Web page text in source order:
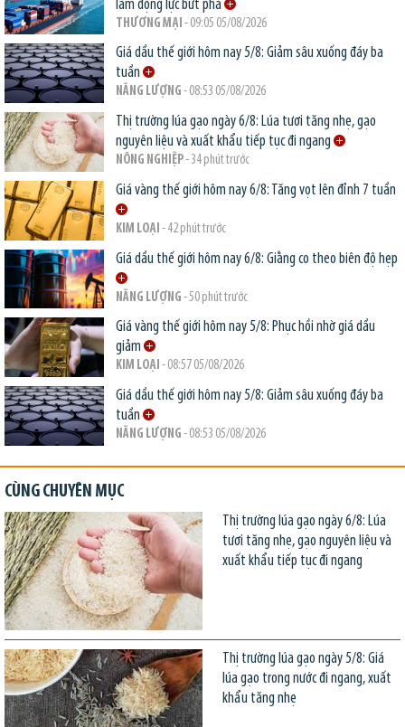
làm động lực bứt phá
THƯƠNG MẠI - 09:05 05/08/2026
Giá dầu thế giới hôm nay 5/8: Giảm sâu xuống đáy ba
tuần
NĂNG LƯỢNG - 08:53 05/08/2026
Thị trường lúa gạo ngày 6/8: Lúa tươi tăng nhẹ, gạo
nguyên liệu và xuất khẩu tiếp tục đi ngang
NÔNG NGHIỆP- 34 phút trước
Giá vàng thế giới hôm nay 6/8: Tăng vọt lên đỉnh 7 tuần
KIM LOẠI - 42 phút trước
Giá dầu thế giới hôm nay 6/8: Giằng co theo biên độ hẹp
NĂNG LƯỢNG - 50 phút trước
Giá vàng thế giới hôm nay 5/8: Phục hồi nhờ giá dầu
giảm
KIM LOẠI - 08:57 05/08/2026
Giá dầu thế giới hôm nay 5/8: Giảm sâu xuống đáy ba
tuần
NĂNG LƯỢNG - 08:53 05/08/2026
CÙNG CHUYÊN MỤC
Thị trường lúa gạo ngày 6/8: Lúa
tươi tăng nhẹ, gạo nguyên liệu và
xuất khẩu tiếp tục đi ngang
Thị trường lúa gạo ngày 5/8: Giá
lúa gạo trong nước đi ngang, xuất
khẩu tăng nhẹ